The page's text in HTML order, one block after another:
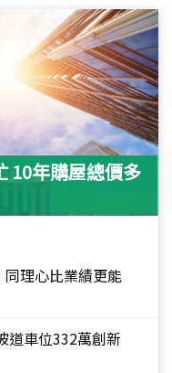
10年購屋總價多
理心比業績更能
道車位332萬創新